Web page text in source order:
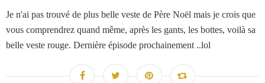
Je n'ai pas trouvé de plus belle veste de Père Noël mais je crois que
vous comprendrez quand même, après les gants, les bottes, voilà sa
belle veste rouge. Dernière épisode prochainement ..lol